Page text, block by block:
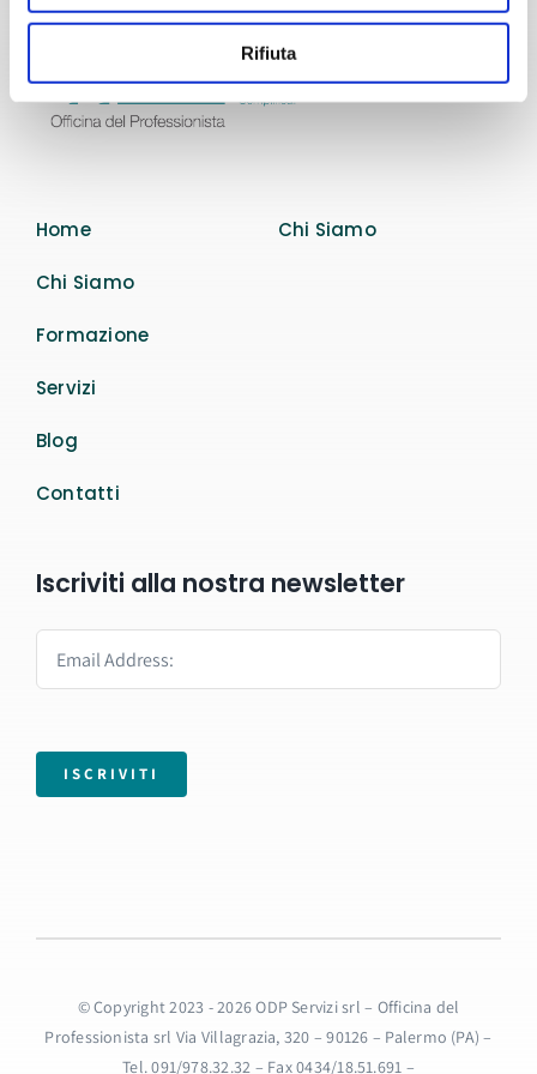
Rifiuta
Home
Chi Siamo
Formazione
Servizi
Blog
Contatti
Chi Siamo
Iscriviti alla nostra newsletter
ISCRIVITI
© Copyright 2023 - 2026 ODP Servizi srl – Officina del
Professionista srl Via Villagrazia, 320 – 90126 – Palermo (PA) –
Tel. 091/978.32.32 – Fax 0434/18.51.691 –